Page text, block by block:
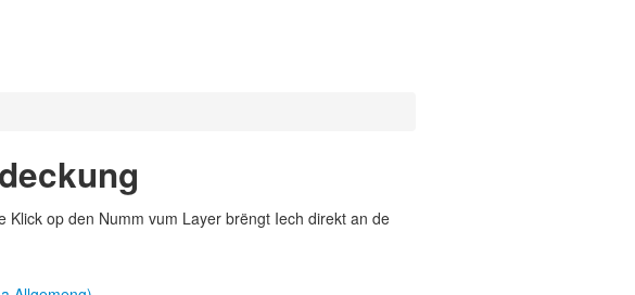
op den Numm vum Layer brëngt Iech direkt an de